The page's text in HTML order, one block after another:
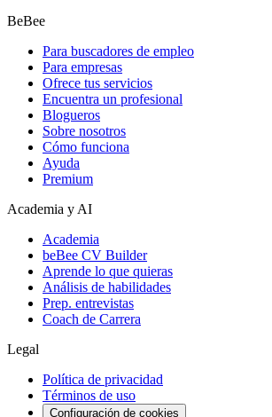
BeBee
Para buscadores de empleo
Para empresas
Ofrece tus servicios
Encuentra un profesional
Blogueros
Sobre nosotros
Cómo funciona
Ayuda
Premium
Academia y AI
Academia
beBee CV Builder
Aprende lo que quieras
Análisis de habilidades
Prep. entrevistas
Coach de Carrera
Legal
Política de privacidad
Términos de uso
Configuración de cookies